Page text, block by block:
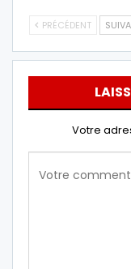
PRÉCÉDENT
Votre